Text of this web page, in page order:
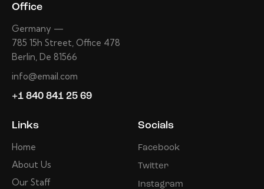
Office
Germany —
785 15h Street, Office 478
Berlin, De 81566
info@email.com
+1 840 841 25 69
Links
Home
About Us
Our Staff
Socials
Facebook
Twitter
Instagram